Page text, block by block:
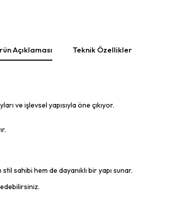
Açıklaması Teknik Özellikler
ve işlevsel yapısıyla öne çıkıyor.
sahibi hem de dayanıklı bir yapı sunar.